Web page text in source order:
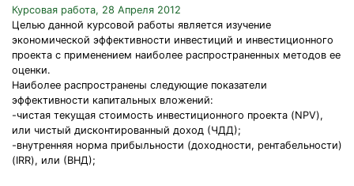
Курсовая работа, 28 Апреля 2012
Целью данной курсовой работы является изучение
экономической эффективности инвестиций и инвестиционного
проекта с применением наиболее распространенных методов ее
оценки.
Наиболее распространены следующие показатели
эффективности капитальных вложений:
-чистая текущая стоимость инвестиционного проекта (NPV),
или чистый дисконтированный доход (ЧДД);
-внутренняя норма прибыльности (доходности, рентабельности)
(IRR), или (ВНД);